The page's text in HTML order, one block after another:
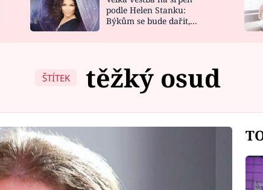
NOVINKY
VIDEORECEPTY
DESIGN
podle Helen Stanku:
Býkům se bude dařit,
ŠTÍTEK těžký osud